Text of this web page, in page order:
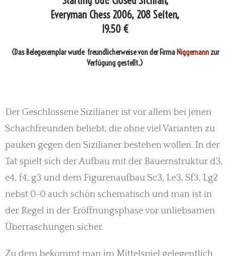
Everyman Chess 2006, 208 Seiten,
19.50 €
(Das Belegexemplar wurde freundlicherweise von der Firma Niggemannzur
Verfügung gestellt.)
Der Geschlossene Sizilianer ist vor allem bei jenen
Schachfreunden beliebt, die ohne viel Varianten zu
pauken gegen den Sizilianer bestehen wollen. In der
Tat spielt sich der Aufbau mit der Bauernstruktur d3,
e4, f4, g3 und dem Figurenaufbau Sc3, Le3, Sf3, Lg2
nebst 0-0 auch schön schematisch und man ist in
der Regel in der Eröffnungsphase vor unliebsamen
Überraschungen sicher.
Zu dem bekommt man im Mittelspiel gelegentlich